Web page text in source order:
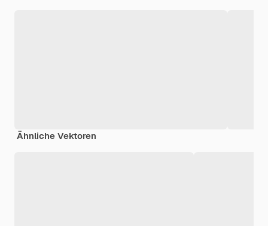
Ähnliche Vektoren